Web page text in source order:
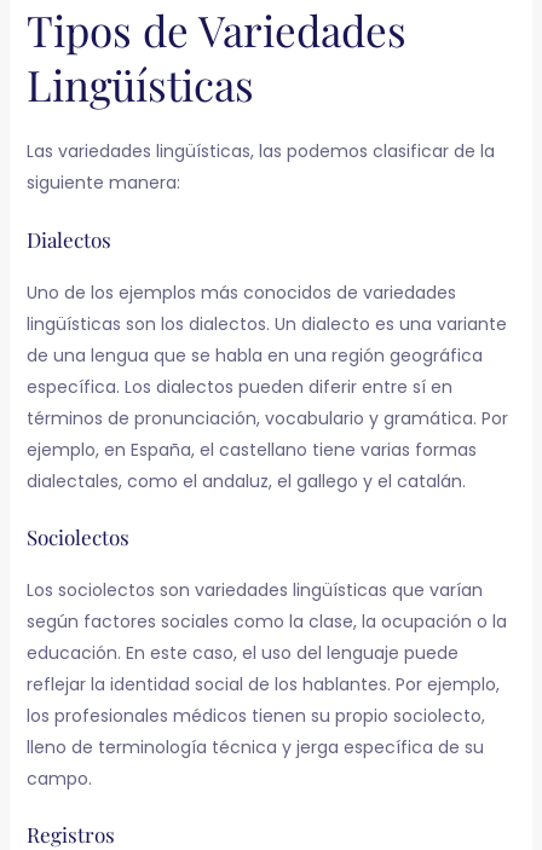
Tipos de Variedades
Lingüísticas
Las variedades lingüísticas, las podemos clasificar de la
siguiente manera:
Dialectos
Uno de los ejemplos más conocidos de variedades
lingüísticas son los dialectos. Un dialecto es una variante
de una lengua que se habla en una región geográfica
específica. Los dialectos pueden diferir entre sí en
términos de pronunciación, vocabulario y gramática. Por
ejemplo, en España, el castellano tiene varias formas
dialectales, como el andaluz, el gallego y el catalán.
Sociolectos
Los sociolectos son variedades lingüísticas que varían
según factores sociales como la clase, la ocupación o la
educación. En este caso, el uso del lenguaje puede
reflejar la identidad social de los hablantes. Por ejemplo,
los profesionales médicos tienen su propio sociolecto,
lleno de terminología técnica y jerga específica de su
campo.
Registros